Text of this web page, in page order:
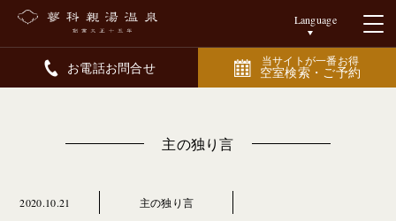
Language
お電話お問合せ 当サイトが一番お得
空室検索・ご予約
主の独り言
2020.10.21 主の独り言